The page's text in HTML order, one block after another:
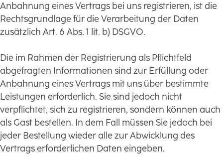
Anbahnung eines Vertrags bei uns registrieren, ist die
Rechtsgrundlage für die Verarbeitung der Daten
zusätzlich Art. 6 Abs. 1 lit. b) DSGVO.
Die im Rahmen der Registrierung als Pflichtfeld
abgefragten Informationen sind zur Erfüllung oder
Anbahnung eines Vertrags mit uns über bestimmte
Leistungen erforderlich. Sie sind jedoch nicht
verpflichtet, sich zu registrieren, sondern können auch
als Gast bestellen. In dem Fall müssen Sie jedoch bei
jeder Bestellung wieder alle zur Abwicklung des
Vertrags erforderlichen Daten eingeben.